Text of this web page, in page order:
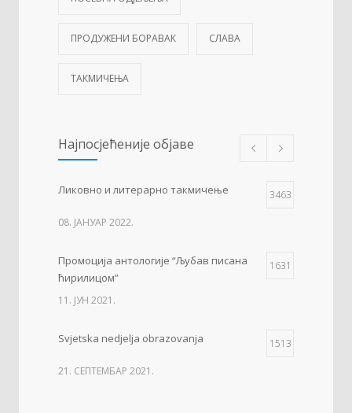
ПРОДУЖЕНИ БОРАВАК СЛАВА
ТАКМИЧЕЊА
Најпосјећеније објаве
Ликовно и литерарно такмичење 3463
08. ЈАНУАР 2022.
Промоција антологије “Љубав писана
ћирилицом”
1631
11. ЈУН 2021.
Svjetska nedjelja obrazovanja 1513
21. СЕПТЕМБАР 2021.